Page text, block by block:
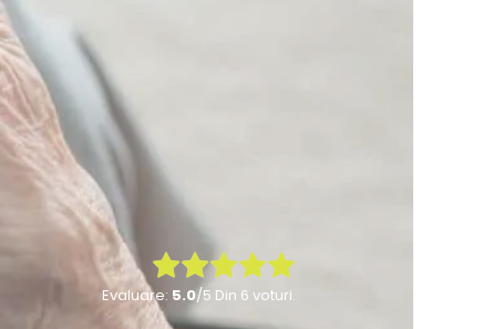
Rate this item:
Submit Rating
Evaluare: 5.0/5 Din 6 voturi.